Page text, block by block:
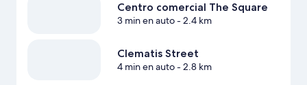
Centro comercial The Square
3 min en auto- 2.4 km
Clematis Street
4 min en auto- 2.8 km